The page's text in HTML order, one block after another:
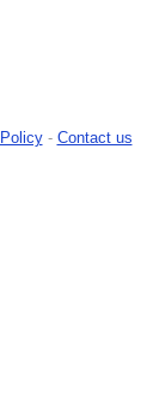
- Contact us